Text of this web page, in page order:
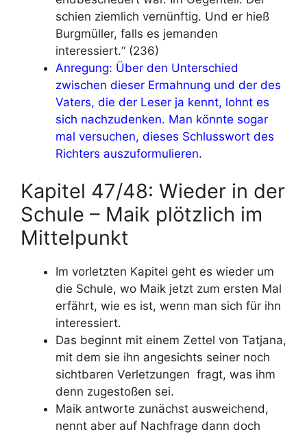
schien ziemlich vernünftig. Und er hieß
Burgmüller, falls es jemanden
interessiert.“ (236)
Anregung: Über den Unterschied
zwischen dieser Ermahnung und der des
Vaters, die der Leser ja kennt, lohnt es
sich nachzudenken. Man könnte sogar
mal versuchen, dieses Schlusswort des
Richters auszuformulieren.
Kapitel 47/48: Wieder in der
Schule – Maik plötzlich im
Mittelpunkt
Im vorletzten Kapitel geht es wieder um
die Schule, wo Maik jetzt zum ersten Mal
erfährt, wie es ist, wenn man sich für ihn
interessiert.
Das beginnt mit einem Zettel von Tatjana,
mit dem sie ihn angesichts seiner noch
sichtbaren Verletzungen fragt, was ihm
denn zugestoßen sei.
Maik antworte zunächst ausweichend,
nennt aber auf Nachfrage dann doch